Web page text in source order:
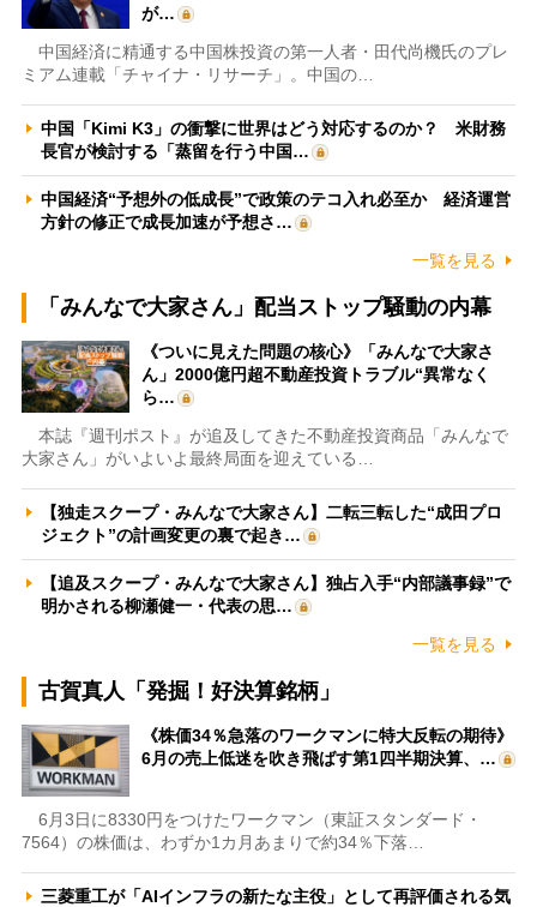
が…
中国経済に精通する中国株投資の第一人者・田代尚機氏のプレ
ミアム連載「チャイナ・リサーチ」。中国の…
中国「Kimi K3」の衝撃に世界はどう対応するのか？ 米財務
長官が検討する「蒸留を行う中国…
中国経済“予想外の低成長”で政策のテコ入れ必至か 経済運営
方針の修正で成長加速が予想さ…
一覧を見る
「みんなで大家さん」配当ストップ騒動の内幕
《ついに見えた問題の核心》「みんなで大家さ
ん」2000億円超不動産投資トラブル“異常なく
ら…
本誌『週刊ポスト』が追及してきた不動産投資商品「みんなで
大家さん」がいよいよ最終局面を迎えている…
【独走スクープ・みんなで大家さん】二転三転した“成田プロ
ジェクト”の計画変更の裏で起き…
【追及スクープ・みんなで大家さん】独占入手“内部議事録”で
明かされる柳瀬健一・代表の思…
一覧を見る
古賀真人「発掘！好決算銘柄」
《株価34％急落のワークマンに特大反転の期待》
6月の売上低迷を吹き飛ばす第1四半期決算、…
6月3日に8330円をつけたワークマン（東証スタンダード・
7564）の株価は、わずか1カ月あまりで約34％下落…
三菱重工が「AIインフラの新たな主役」として再評価される気